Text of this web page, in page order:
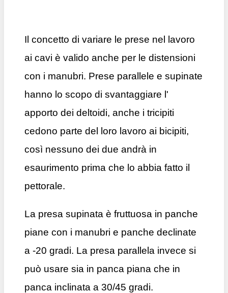
Il concetto di variare le prese nel lavoro
ai cavi è valido anche per le distensioni
con i manubri. Prese parallele e supinate
hanno lo scopo di svantaggiare l'
apporto dei deltoidi, anche i tricipiti
cedono parte del loro lavoro ai bicipiti,
così nessuno dei due andrà in
esaurimento prima che lo abbia fatto il
pettorale.
La presa supinata è fruttuosa in panche
piane con i manubri e panche declinate
a -20 gradi. La presa parallela invece si
può usare sia in panca piana che in
panca inclinata a 30/45 gradi.